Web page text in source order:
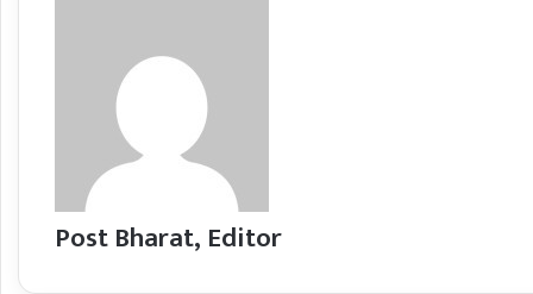
Post Bharat, Editor